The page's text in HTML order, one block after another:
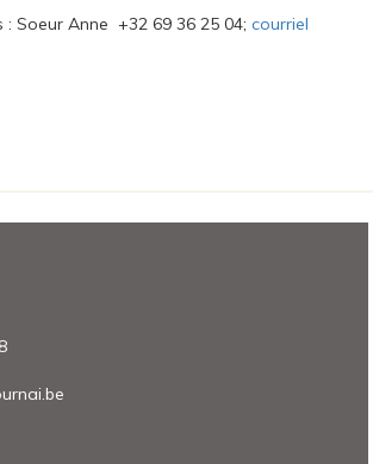
: Soeur Anne +32 69 36 25 04; courriel